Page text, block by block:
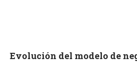
Evolución del modelo de